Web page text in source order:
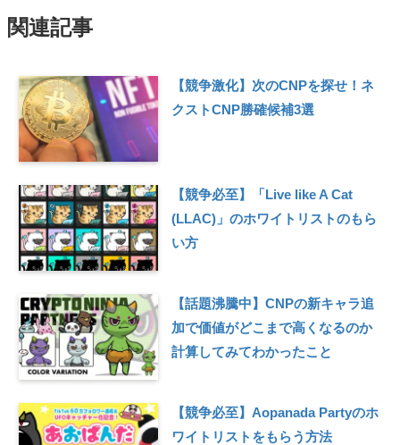
関連記事
【競争激化】次のCNPを探せ！ネ
クストCNP勝確候補3選
【競争必至】「Live like A Cat
(LLAC)」のホワイトリストのもら
い方
【話題沸騰中】CNPの新キャラ追
加で価値がどこまで高くなるのか
計算してみてわかったこと
【競争必至】Aopanada Partyのホ
ワイトリストをもらう方法